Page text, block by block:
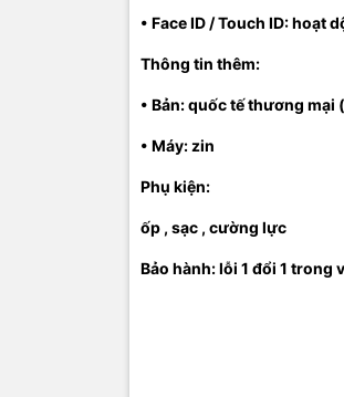
• Face ID / Touch ID: hoạt
Thông tin thêm:
• Bản: quốc tế thương mại
• Máy: zin
Phụ kiện:
ốp , sạc , cường lực
Bảo hành: lỗi 1 đổi 1 trong